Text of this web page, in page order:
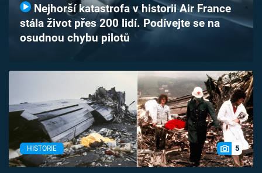
Sledujte prima+
Sledujte nás
Nejhorší katastrofa v historii Air France
stála život přes 200 lidí. Podívejte se na
osudnou chybu pilotů
HISTORIE 5